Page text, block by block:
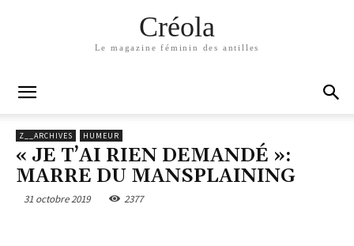
Créola
Le magazine féminin des antilles
Z__ARCHIVES HUMEUR
« JE T’AI RIEN DEMANDÉ »:
MARRE DU MANSPLAINING
31 octobre 2019 2377